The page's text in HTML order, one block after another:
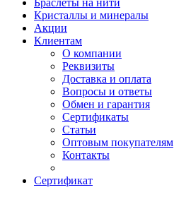
Браслеты на нити
Кристаллы и минералы
Акции
Клиентам
О компании
Реквизиты
Доставка и оплата
Вопросы и ответы
Обмен и гарантия
Сертификаты
Статьи
Оптовым покупателям
Контакты
Сертификат